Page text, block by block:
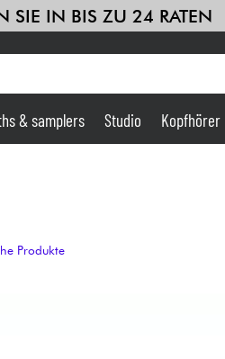
SIE IN BIS ZU 24 RATEN
& samplers Studio Kopfhörer
Produkte